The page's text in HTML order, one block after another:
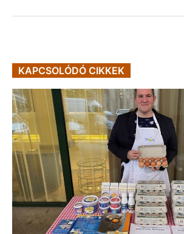
KAPCSOLÓDÓ CIKKEK